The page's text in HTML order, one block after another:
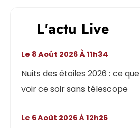
L'actu Live
Nuits des étoiles 2026 : ce
voir ce soir sans télescope
Le 8 Août 2026 À 11h34
Le 6 Août 2026 À 12h26